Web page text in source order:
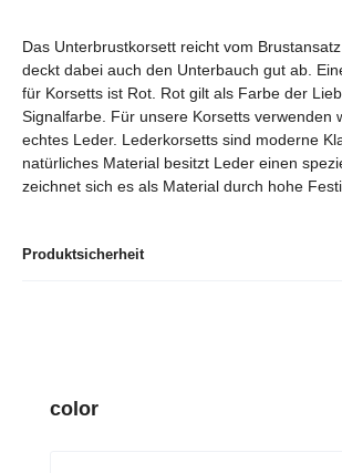
Produktsicherheit
Das Unterbrustkorsett reicht vom
deckt dabei auch den Unterbauch gut ab.
für Korsetts ist Rot. Rot gilt als Farbe der
Signalfarbe. Für unsere Korsetts verwenden
echtes Leder. Lederkorsetts sind moderne
natürliches Material besitzt Leder einen
zeichnet sich es als Material durch hohe
Produktgalerie überspringen
color